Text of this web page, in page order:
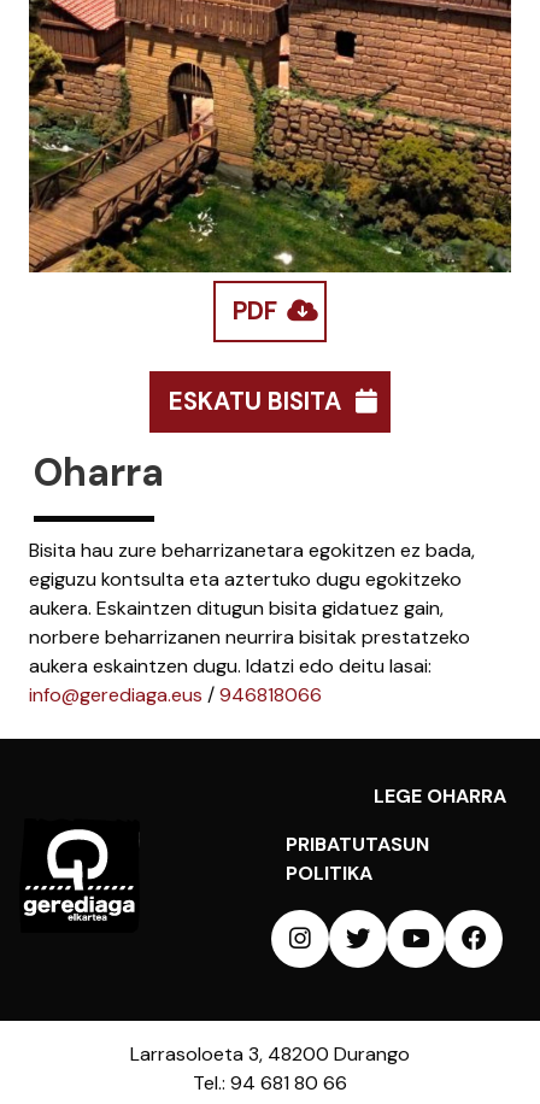
PDF
ESKATU BISITA
Oharra
Bisita hau zure beharrizanetara egokitzen ez bada,
egiguzu kontsulta eta aztertuko dugu egokitzeko
aukera. Eskaintzen ditugun bisita gidatuez gain,
norbere beharrizanen neurrira bisitak prestatzeko
aukera eskaintzen dugu. Idatzi edo deitu lasai:
info@gerediaga.eus /946818066
LEGE OHARRA
PRIBATUTASUN
POLITIKA
Larrasoloeta 3, 48200 Durango
Tel.: 94 681 80 66